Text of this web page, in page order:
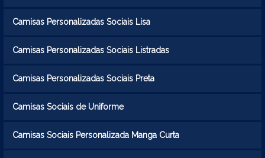
Camisas Personalizadas Sociais Lisa
Camisas Personalizadas Sociais Listradas
Camisas Personalizadas Sociais Preta
Camisas Sociais de Uniforme
Camisas Sociais Personalizada Manga Curta